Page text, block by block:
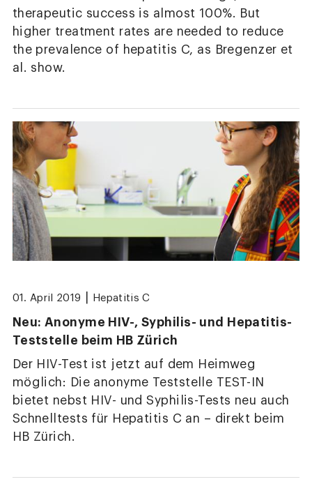
therapeutic success is almost 100%. But
higher treatment rates are needed to reduce
the prevalence of hepatitis C, as Bregenzer et
al. show.
01. April 2019 Hepatitis C
Neu: Anonyme HIV-, Syphilis- und Hepatitis-
Teststelle beim HB Zürich
Der HIV-Test ist jetzt auf dem Heimweg
möglich: Die anonyme Teststelle TEST-IN
bietet nebst HIV- und Syphilis-Tests neu auch
Schnelltests für Hepatitis C an – direkt beim
HB Zürich.